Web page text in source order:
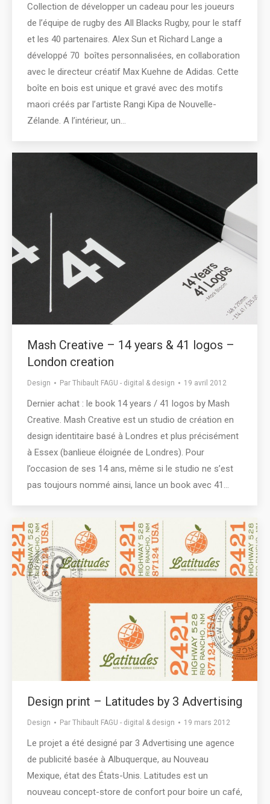
Collection de développer un cadeau pour les joueurs
de l’équipe de rugby des All Blacks Rugby, pour le staff
et les 40 partenaires. Alex Sun et Richard Lange a
développé 70 boîtes personnalisées, en collaboration
avec le directeur créatif Max Kuehne de Adidas. Cette
boîte en bois est unique et gravé avec des motifs
maori créés par l’artiste Rangi Kipa de Nouvelle-
Zélande. A l’intérieur, un…
Mash Creative – 14 years & 41 logos –
London creation
Design Par Thibault FAGU - digital & design 19 avril 2012
Dernier achat : le book 14 years / 41 logos by Mash
Creative. Mash Creative est un studio de création en
design identitaire basé à Londres et plus précisément
à Essex (banlieue éloignée de Londres). Pour
l’occasion de ses 14 ans, même si le studio ne s’est
pas toujours nommé ainsi, lance un book avec 41…
Design print – Latitudes by 3 Advertising
Design Par Thibault FAGU - digital & design 19 mars 2012
Le projet a été designé par 3 Advertising une agence
de publicité basée à Albuquerque, au Nouveau
Mexique, état des États-Unis. Latitudes est un
nouveau concept-store de confort pour boire un café,